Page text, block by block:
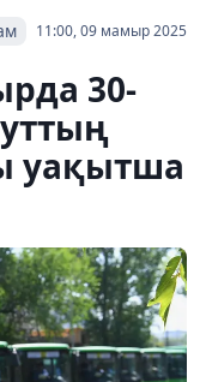
11:00, 09 мамыр 2025
30-
уақытша